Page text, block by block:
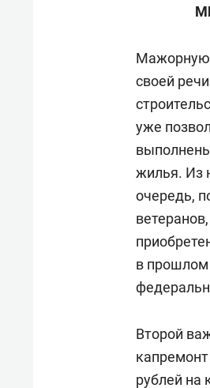
Мажорную
своей
уже
жилья. Из
очередь,
в прошлом
Второй
рублей на